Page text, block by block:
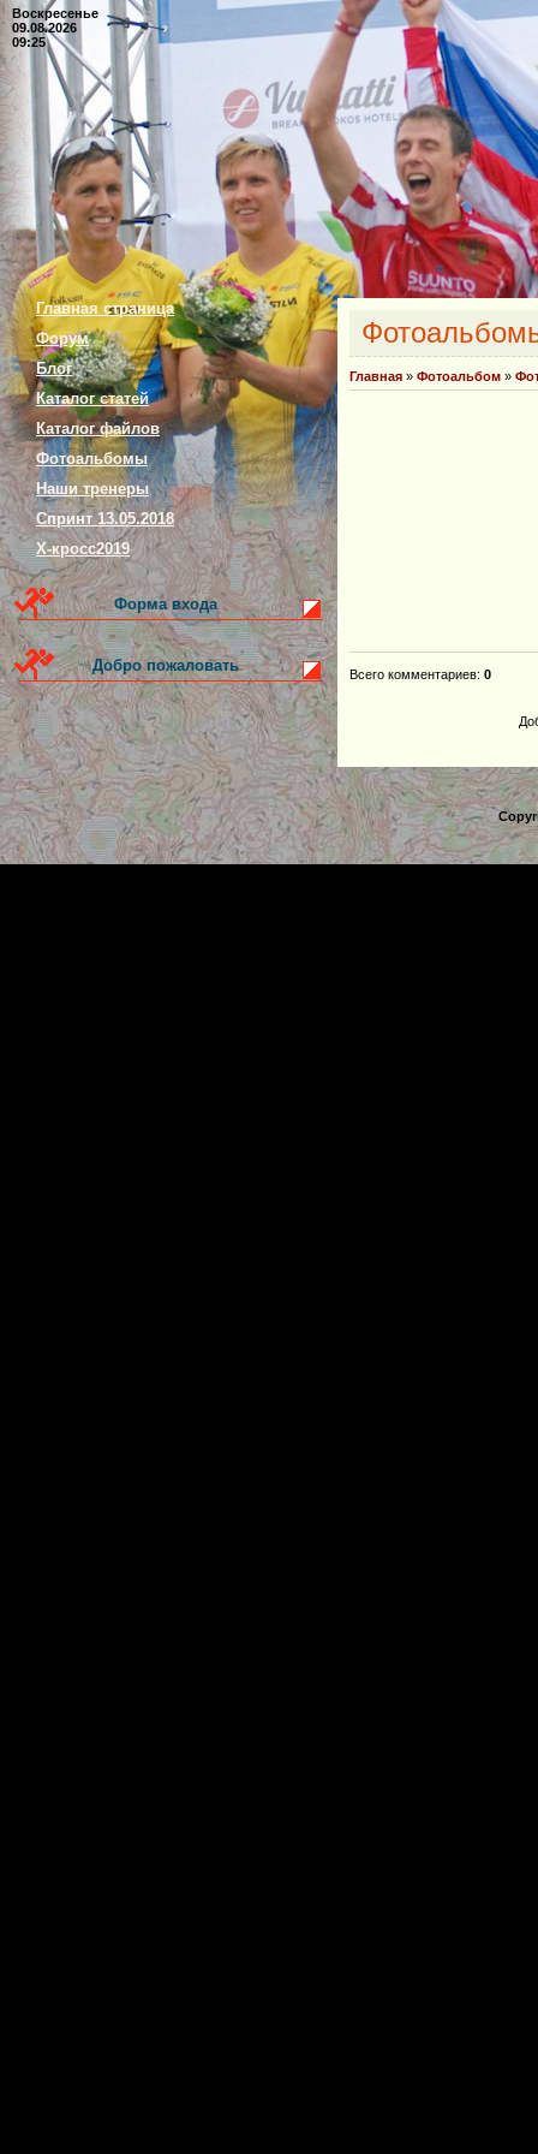
Воскресенье
09.08.2026
09:25
Главная страница
Форум
Блог
Каталог статей
Каталог файлов
Фотоальбомы
Наши тренеры
Спринт 13.05.2018
Х-кросс2019
Форма входа
Добро пожаловать
Главная » Фотоальбом »
Всего комментариев: 0